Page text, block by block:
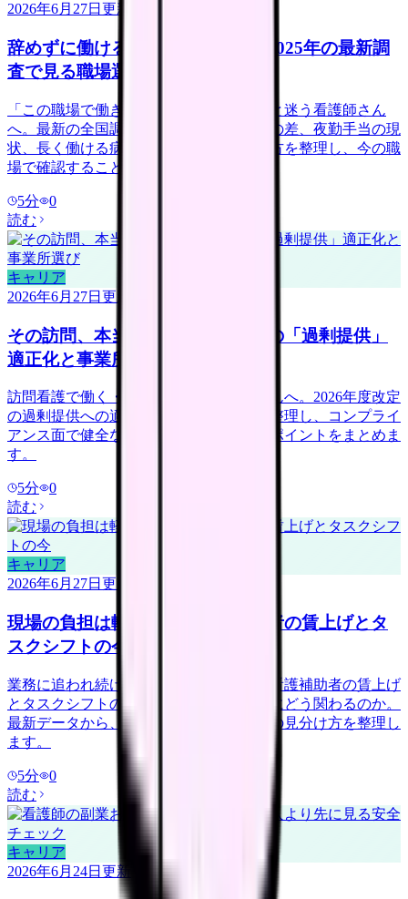
2026年6月27日 更新
辞めずに働ける病院は何が違う？2025年の最新調
査で見る職場選び
「この職場で働き続けられるだろうか」と迷う看護師さん
へ。最新の全国調査データから、離職率の差、夜勤手当の現
状、長く働ける病院が導入している働き方を整理し、今の職
場で確認することを具体化します。
5分
0
読む
キャリア
2026年6月27日 更新
その訪問、本当に必要？訪問看護の「過剰提供」
適正化と事業所選び
訪問看護で働く・転職を考える看護師さんへ。2026年度改定
の過剰提供への適正化や不正請求報道を整理し、コンプライ
アンス面で健全な事業所を見極める確認ポイントをまとめま
す。
5分
0
読む
キャリア
2026年6月27日 更新
現場の負担は軽くなる？看護補助者の賃上げとタ
スクシフトの今
業務に追われ続けている看護師さんへ。看護補助者の賃上げ
とタスクシフトの広がりが、現場の負担にどう関わるのか。
最新データから、負担を分け合える職場の見分け方を整理し
ます。
5分
0
読む
キャリア
2026年6月24日 更新